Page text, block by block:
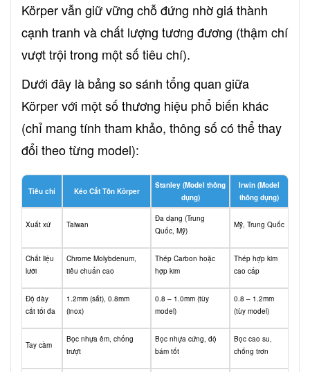
Körper vẫn giữ vững chỗ đứng nhờ giá thành
cạnh tranh và chất lượng tương đương (thậm chí
vượt trội trong một số tiêu chí).
Dưới đây là bảng so sánh tổng quan giữa
Körper với một số thương hiệu phổ biến khác
(chỉ mang tính tham khảo, thông số có thể thay
đổi theo từng model):
Tiêu chí Kéo Cắt Tôn Körper
Stanley (Model thông
dụng)
Irwin (Model
thông dụng)
Xuất xứ Taiwan
Đa dạng (Trung
Quốc, Mỹ)
Mỹ, Trung Quốc
Chất liệu
lưỡi
Chrome Molybdenum,
tiêu chuẩn cao
Thép Carbon hoặc
hợp kim
Thép hợp kim
cao cấp
Độ dày
cắt tối đa
1.2mm (sắt), 0.8mm
(inox)
0.8 – 1.0mm (tùy
model)
0.8 – 1.2mm
(tùy model)
Tay cầm
Bọc nhựa êm, chống
trượt
Bọc nhựa cứng, độ
bám tốt
Bọc cao su,
chống trơn